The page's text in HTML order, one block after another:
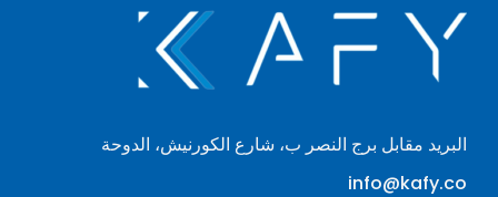
البريد مقابل برج النصر ب، شارع الكورنيش، الدوحة
info@kafy.co